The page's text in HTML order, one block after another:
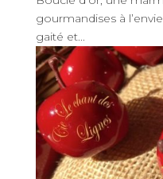
gourmandises à
gaité et...